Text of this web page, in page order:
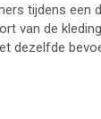
tijdens een
van de
dezelfde